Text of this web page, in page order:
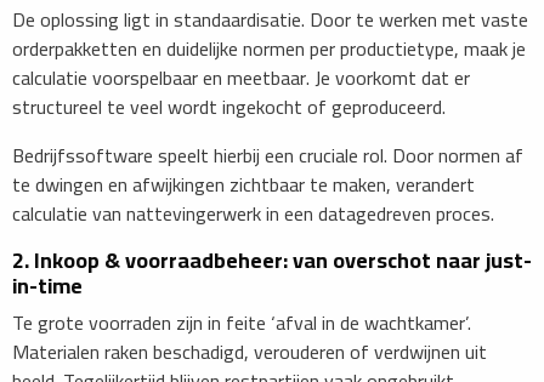
De oplossing ligt in standaardisatie. Door te werken met vaste
orderpakketten en duidelijke normen per productietype, maak je
calculatie voorspelbaar en meetbaar. Je voorkomt dat er
structureel te veel wordt ingekocht of geproduceerd.
Bedrijfssoftware speelt hierbij een cruciale rol. Door normen af
te dwingen en afwijkingen zichtbaar te maken, verandert
calculatie van nattevingerwerk in een datagedreven proces.
2. Inkoop & voorraadbeheer: van overschot naar just-
in-time
Te grote voorraden zijn in feite ‘afval in de wachtkamer’.
Materialen raken beschadigd, verouderen of verdwijnen uit